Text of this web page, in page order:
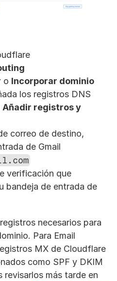
o Incorporar dominio
los registros DNS
Añadir registros y
correo de destino,
verificación que
bandeja de entrada de
necesarios para
Para Email
MX de Cloudflare
como SPF y DKIM
revisarlos más tarde en